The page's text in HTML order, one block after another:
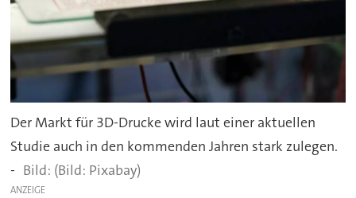
Der Markt für 3D-Drucke wird laut einer aktuellen
Studie auch in den kommenden Jahren stark zulegen.
-
(Bild: Pixabay)
ANZEIGE